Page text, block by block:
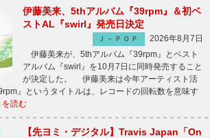
伊藤美来、5thアルバム『39rpm』＆初ベ
ストAL『swirl』発売日決定
Ｊ－ＰＯＰ
2026年8月7日
伊藤美来が、5thアルバム『39rpm』とベスト
アルバム『swirl』を10月7日に同時発売すること
が決定した。 伊藤美来は今年アーティスト活
』というタイトルは、レコードの回転数を意味す
を読む
【先ヨミ・デジタル】Travis Japan「On